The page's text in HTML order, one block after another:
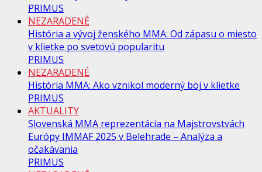
PRIMUS
NEZARADENÉ
História a vývoj ženského MMA: Od zápasu o miesto
v klietke po svetovú popularitu
PRIMUS
NEZARADENÉ
História MMA: Ako vznikol moderný boj v klietke
PRIMUS
AKTUALITY
Slovenská MMA reprezentácia na Majstrovstvách
Európy IMMAF 2025 v Belehrade – Analýza a
očakávania
PRIMUS